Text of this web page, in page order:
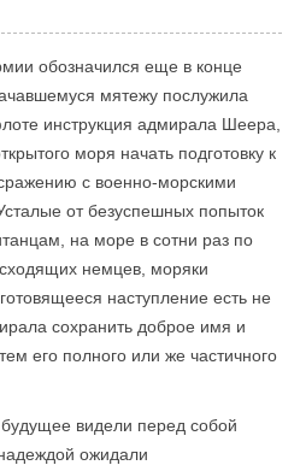
обозначился еще в конце
мятежу послужила
инструкция адмирала Шеера,
моря начать подготовку к
с военно-морскими
от безуспешных попыток
на море в сотни раз по
немцев, моряки
наступление есть не
сохранить доброе имя и
его полного или же частичного
будущее видели перед собой
ожидали